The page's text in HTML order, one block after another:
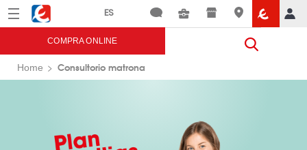
Menú Eroski
COMPRA ONLINE
Home Consultorio matrona